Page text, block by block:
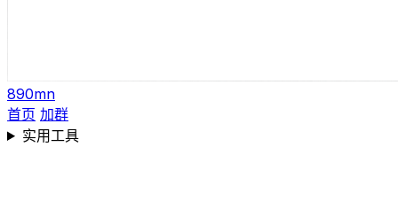
890mn
首页 加群
实用工具